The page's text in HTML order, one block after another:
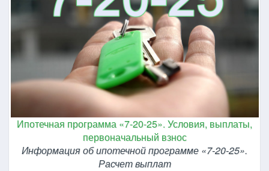
Ипотечная программа «7-20-25». Условия, выплаты,
первоначальный взнос
Информация об ипотечной программе «7-20-25».
Расчет выплат